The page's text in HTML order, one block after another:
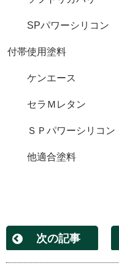
SPパワーシリコン
付帯使用塗料
ケンエース
セラＭレタン
ＳＰパワーシリコン
他適合塗料
次の記事